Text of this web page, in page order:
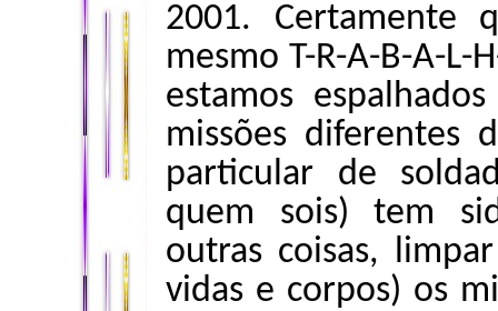
2001. Certamente
mesmo T-R-A-B-A-
estamos
missões diferentes
particular de
quem sois) tem
outras coisas,
vidas e corpos) os